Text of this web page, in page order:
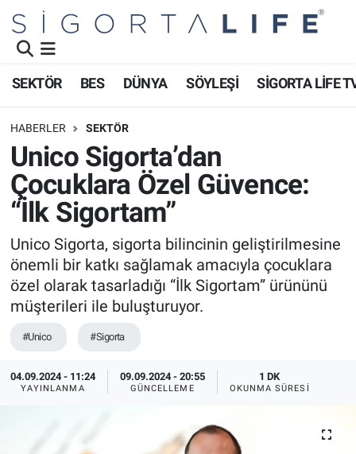
SEKTÖR BES DÜNYA SÖYLEŞİ SİGORTA LİFE
HABERLER SEKTÖR
Unico Sigorta’dan
Çocuklara Özel Güvence:
“İlk Sigortam”
Unico Sigorta, sigorta bilincinin geliştirilmesine
önemli bir katkı sağlamak amacıyla çocuklara
özel olarak tasarladığı “İlk Sigortam” ürününü
müşterileri ile buluşturuyor.
#Unico #Sigorta
04.09.2024 - 11:24
YAYINLANMA
09.09.2024 - 20:55
GÜNCELLEME
1 DK
OKUNMA SÜRESI
Namaz Vakitleri
Trafik Durumu
Süper Lig Puan Durumu ve Fikstür
Tüm Manşetler
Son Dakika Haberleri
Haber Arşivi